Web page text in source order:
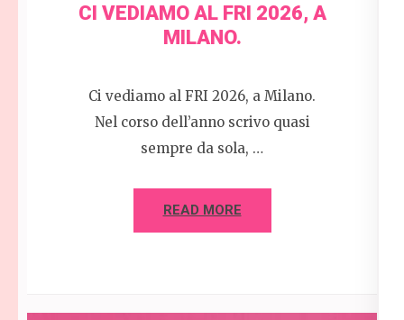
CI VEDIAMO AL FRI 2026, A
MILANO.
Ci vediamo al FRI 2026, a Milano.
Nel corso dell’anno scrivo quasi
sempre da sola, …
READ MORE